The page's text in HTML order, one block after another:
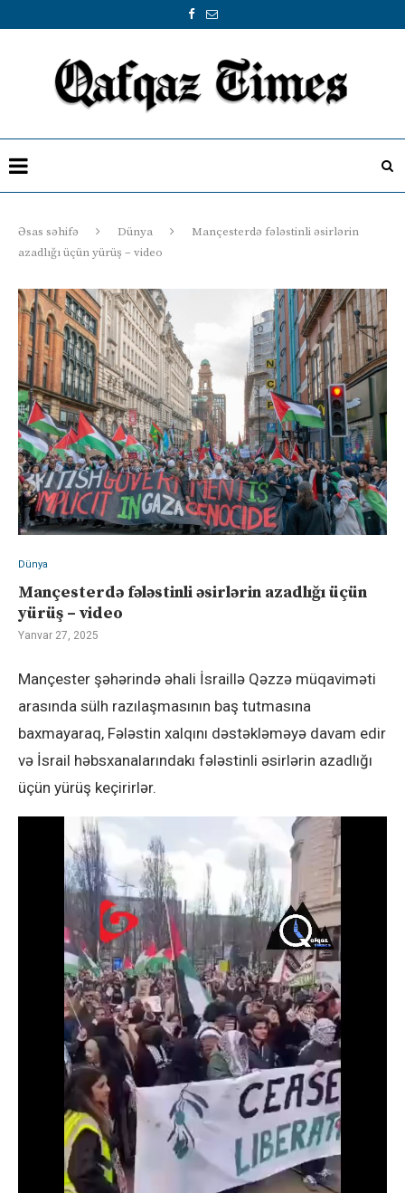
Əsas səhifə Dünya
Mançesterdə fələstinli əsirlərin
azadlığı üçün yürüş – video
Dünya
Mançesterdə fələstinli əsirlərin azadlığı üçün
yürüş – video
Yanvar 27, 2025
Mançester şəhərində əhali İsraillə Qəzzə müqaviməti
arasında sülh razılaşmasının baş tutmasına
baxmayaraq, Fələstin xalqını dəstəkləməyə davam edir
və İsrail həbsxanalarındakı fələstinli əsirlərin azadlığı
üçün yürüş keçirirlər.